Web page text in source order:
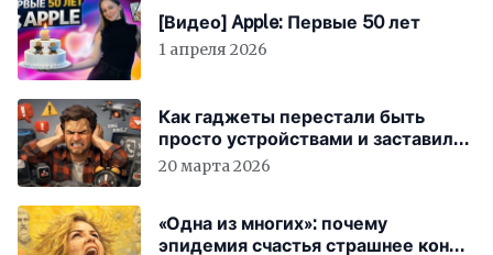
[Видео] Apple: Первые 50 лет
1 апреля 2026
Как гаджеты перестали быть
просто устройствами и заставили
вас бесплатно работать
20 марта 2026
«Одна из многих»: почему
эпидемия счастья страшнее конца